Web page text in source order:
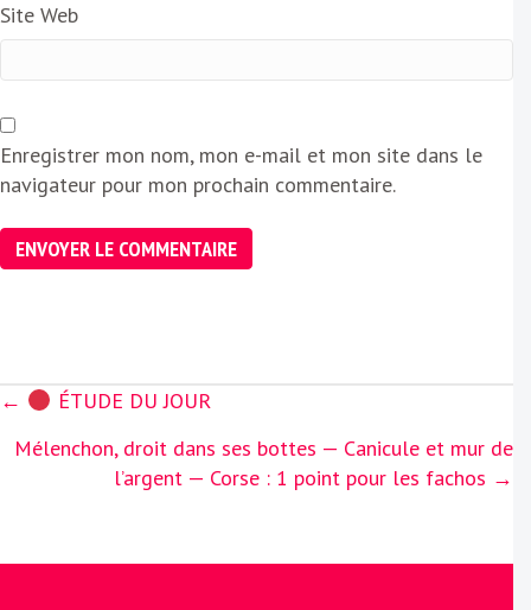
Site Web
Enregistrer mon nom, mon e-mail et mon site dans le
navigateur pour mon prochain commentaire.
Posts
←
ÉTUDE DU JOUR
Mélenchon, droit dans ses bottes — Canicule et mur de
l’argent — Corse : 1 point pour les fachos →